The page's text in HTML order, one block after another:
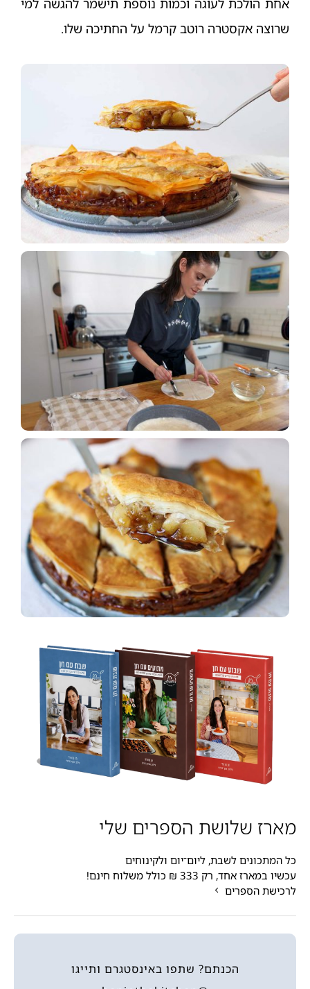
אחת הולכת לעוגה וכמות נוספת תישמר להגשה למי
שרוצה אקסטרה רוטב קרמל על החתיכה שלו.
מארז שלושת הספרים שלי
כל המתכונים לשבת, ליום־יום ולקינוחים
עכשיו במארז אחד, רק 333 ₪ כולל משלוח חינם!
לרכישת הספרים
הכנתם? שתפו באינסטגרם ותייגו